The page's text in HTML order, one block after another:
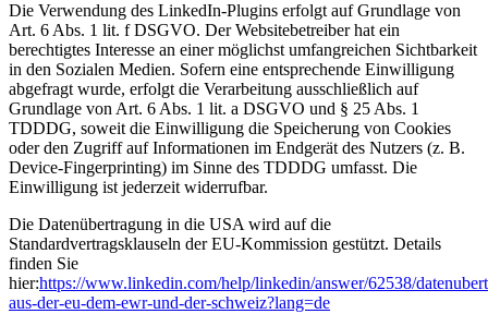
Die Verwendung des LinkedIn-Plugins erfolgt auf Grundlage von
Art. 6 Abs. 1 lit. f DSGVO. Der Websitebetreiber hat ein
berechtigtes Interesse an einer möglichst umfangreichen Sichtbarkeit
in den Sozialen Medien. Sofern eine entsprechende Einwilligung
abgefragt wurde, erfolgt die Verarbeitung ausschließlich auf
Grundlage von Art. 6 Abs. 1 lit. a DSGVO und § 25 Abs. 1
TDDDG, soweit die Einwilligung die Speicherung von Cookies
oder den Zugriff auf Informationen im Endgerät des Nutzers (z. B.
Device-Fingerprinting) im Sinne des TDDDG umfasst. Die
Einwilligung ist jederzeit widerrufbar.
Die Datenübertragung in die USA wird auf die
Standardvertragsklauseln der EU-Kommission gestützt. Details
finden Sie
hier:https://www.linkedin.com/help/linkedin/answer/62538/
aus-der-eu-dem-ewr-und-der-schweiz?lang=de